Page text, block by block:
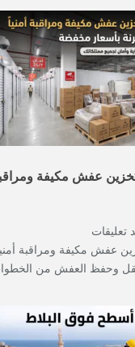
عفش مكيفة
تعليقات
عفش مكيفة ومراقبة
وحفظ العفش من